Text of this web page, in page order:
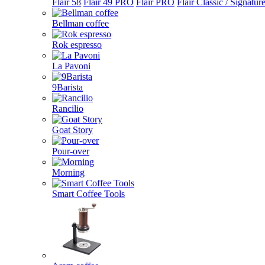
Flair 58 Flair 49 PRO Flair PRO Flair Classic / Signature
Bellman coffee
Rok espresso
La Pavoni
9Barista
Rancilio
Goat Story
Pour-over
Morning
Smart Coffee Tools